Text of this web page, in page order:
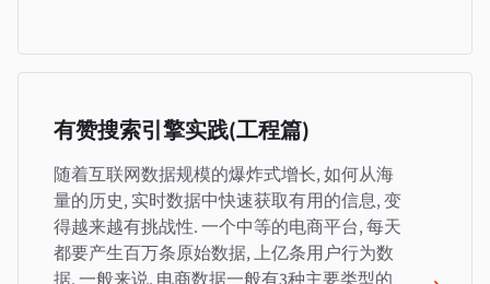
有赞搜索引擎实践(工程篇)
随着互联网数据规模的爆炸式增长, 如何从海
量的历史, 实时数据中快速获取有用的信息, 变
得越来越有挑战性. 一个中等的电商平台, 每天
都要产生百万条原始数据, 上亿条用户行为数
据. 一般来说, 电商数据一般有3种主要类型的